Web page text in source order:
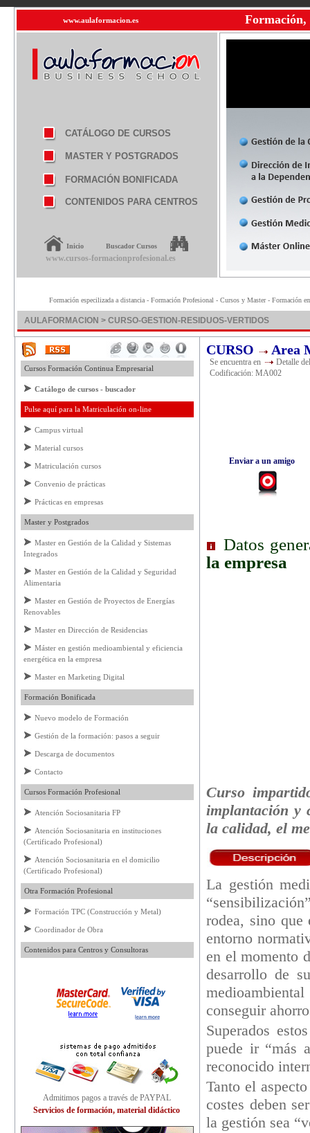
www.aulaformacion.es
CATÁLOGO DE CURSOS
MASTER Y POSTGRADOS
FORMACIÓN BONIFICADA
CONTENIDOS PARA CENTROS
Inicio Buscador Cursos
www.cursos-formacionprofesional.es
Formación especilizada a distancia - Formación Profesional - Cursos y Master - Formación
AULAFORMACION > CURSO-GESTION-RESIDUOS-VERTIDOS
Cursos Formación Continua Empresarial
Catálogo de cursos - buscador
Pulse aquí para la Matriculación on-line
Campus virtual
Material cursos
Matriculación cursos
Convenio de prácticas
Prácticas en empresas
Master y Postgrados
Master en Gestión de la Calidad y Sistemas
Integrados
Master en Gestión de la Calidad y Seguridad
Alimentaria
Master en Gestión de Proyectos de Energías
Renovables
Master en Dirección de Residencias
Máster en gestión medioambiental y eficiencia
energética en la empresa
Master en Marketing Digital
Formación Bonificada
Nuevo modelo de Formación
Gestión de la formación: pasos a seguir
Descarga de documentos
Contacto
Cursos Formación Profesional
Atención Sociosanitaria FP
Atención Sociosanitaria en instituciones
(Certificado Profesional)
Atención Sociosanitaria en el domicilio
(Certificado Profesional)
Otra Formación Profesional
Formación TPC (Construcción y Metal)
Coordinador de Obra
Contenidos para Centros y Consultoras
Admitimos pagos a través de PAYPAL
Servicios de formación, material didáctico
CURSO Area
Se encuentra en
Detalle
Codificación: MA002
Enviar a un amigo
Datos
la empresa
Curso
implantación y
la calidad, el
La gestión
rodea, sino que
entorno
en el momento
desarrollo de
conseguir
Superados
puede ir “más
reconocido
Tanto el
costes deben
la gestión sea